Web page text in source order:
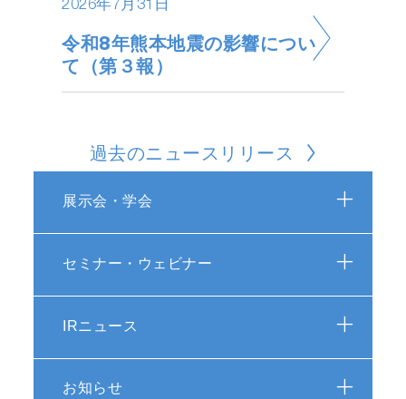
2026年7月31日
令和8年熊本地震の影響につい
て（第３報）
過去のニュースリリース
展示会・学会
セミナー・ウェビナー
IRニュース
お知らせ